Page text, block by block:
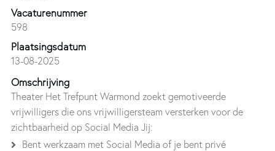
Vacaturenummer
598
Plaatsingsdatum
13-08-2025
Omschrijving
Theater Het Trefpunt Warmond zoekt gemotiveerde
vrijwilligers die ons vrijwilligersteam versterken voor de
zichtbaarheid op Social Media Jij:
Bent werkzaam met Social Media of je bent privé